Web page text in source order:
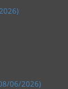
06/2026)